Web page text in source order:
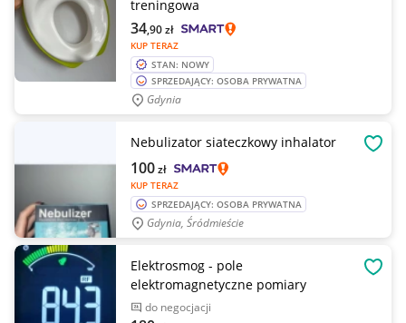
treningowa
KUP TERAZ
34,90zł
STAN: NOWY
SPRZEDAJĄCY: OSOBA PRYWATNA
Gdynia
Nebulizator siateczkowy inhalator
KUP TERAZ
100zł
SPRZEDAJĄCY: OSOBA PRYWATNA
Gdynia, Śródmieście
Elektrosmog - pole
elektromagnetyczne pomiary
do negocjacji